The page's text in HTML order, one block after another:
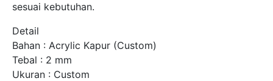
sesuai kebutuhan.
Detail
Bahan : Acrylic Kapur (Custom)
Tebal : 2 mm
Ukuran : Custom